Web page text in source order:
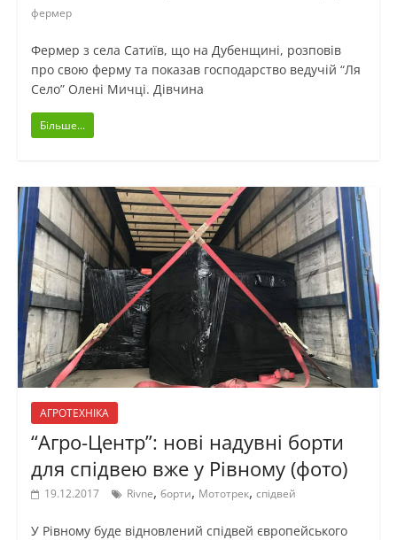
фермер
Фермер з села Сатиїв, що на Дубенщині, розповів
про свою ферму та показав господарство ведучій “Ля
Село” Олені Мичці. Дівчина
Більше...
АГРОТЕХНІКА
“Агро-Центр”: нові надувні борти
для спідвею вже у Рівному (фото)
19.12.2017 Rivne, борти, Мототрек, спідвей
У Рівному буде відновлений спідвей європейського